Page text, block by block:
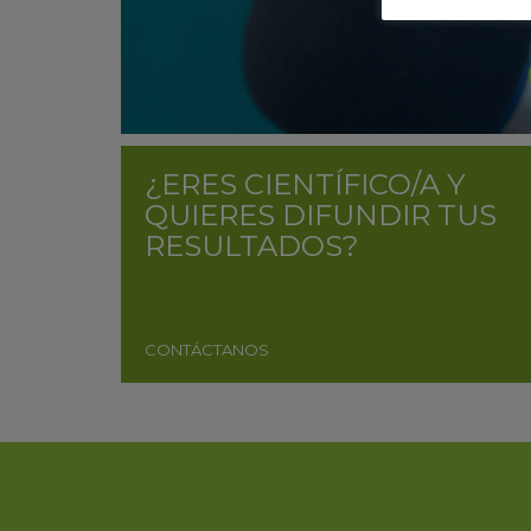
¿ERES CIENTÍFICO/A Y
QUIERES DIFUNDIR TUS
RESULTADOS?
CONTÁCTANOS